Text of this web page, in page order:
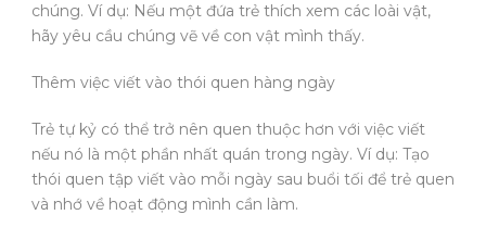
chúng. Ví dụ: Nếu một đứa trẻ thích xem các loài vật,
hãy yêu cầu chúng vẽ về con vật mình thấy.
Thêm việc viết vào thói quen hàng ngày
Trẻ tự kỷ có thể trở nên quen thuộc hơn với việc viết
nếu nó là một phần nhất quán trong ngày. Ví dụ: Tạo
thói quen tập viết vào mỗi ngày sau buổi tối để trẻ quen
và nhớ về hoạt động mình cần làm.